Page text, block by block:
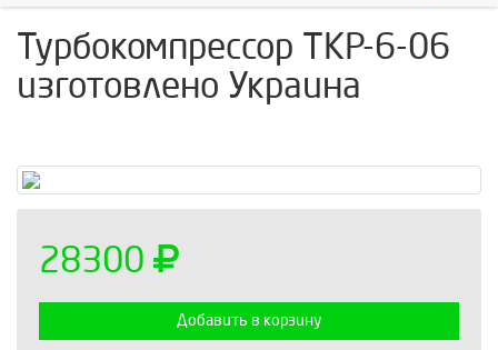
Турбокомпрессор ТКР-6-06
изготовлено Украина
28300
Добавить в корзину